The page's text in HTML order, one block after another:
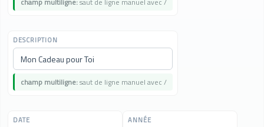
DESCRIPTION
champ multiligne:saut de ligne manuel avec /
DATE ANNÉE